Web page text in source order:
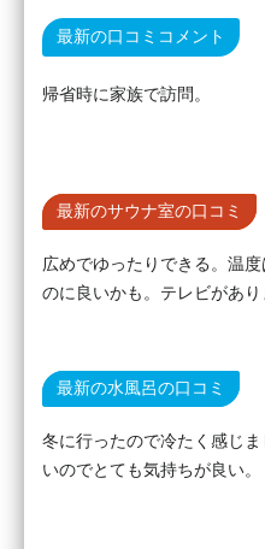
最新の口コミコメント
帰省時に家族で訪問。
最新のサウナ室の口コミ
広めでゆったりできる。温
のに良いかも。テレビがあり
最新の水風呂の口コミ
冬に行ったので冷たく感じ
いのでとても気持ちが良い。